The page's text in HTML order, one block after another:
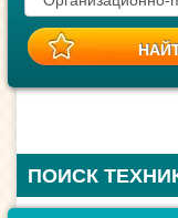
ПОИСК